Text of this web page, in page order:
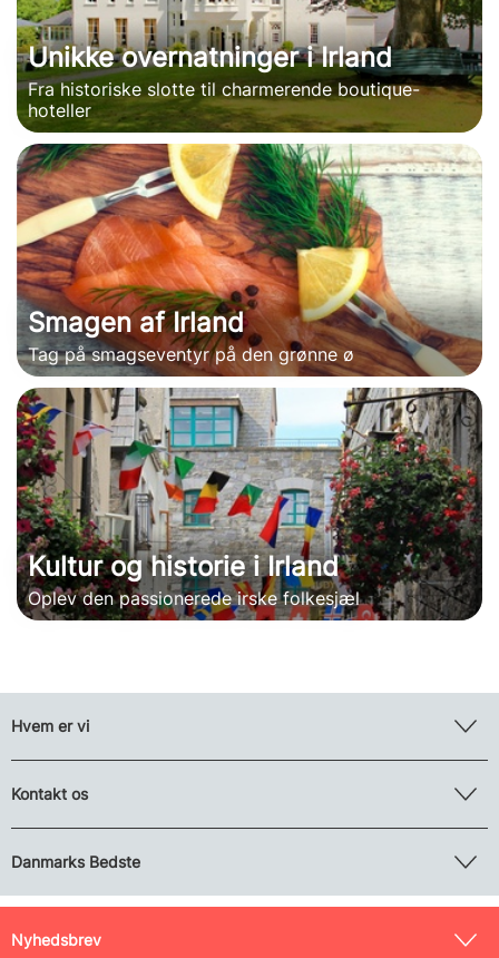
Unikke overnatninger i Irland
Fra historiske slotte til charmerende boutique-
hoteller
Smagen af Irland
Tag på smagseventyr på den grønne ø
Kultur og historie i Irland
Oplev den passionerede irske folkesjæl
Hvem er vi
Kontakt os
Danmarks Bedste
Nyhedsbrev